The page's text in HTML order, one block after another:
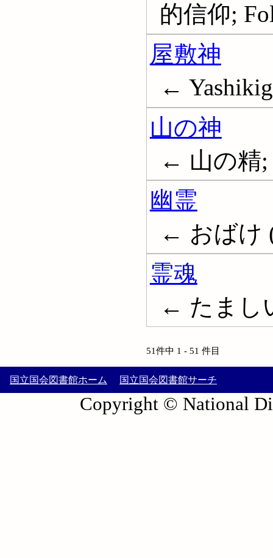
的信仰;
屋敷神
←
山の神
← 山の精;
幽霊
← おばけ
霊魂
← たまし
51件中 1 - 51 件目
国立国会図書館ホーム 国立国会図書館サーチ
Copyright © National